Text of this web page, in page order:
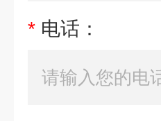
* 电话：